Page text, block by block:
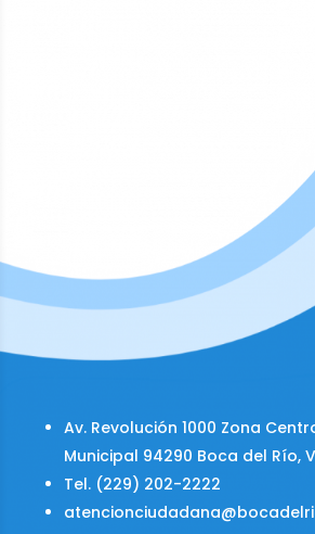
Av. Revolución 1000 Zona
Municipal 94290 Boca del Río,
Tel. (229) 202-2222